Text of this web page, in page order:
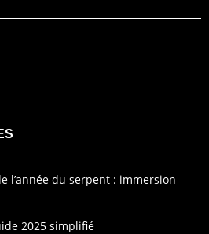
l’année du serpent : immersion
2025 simplifié